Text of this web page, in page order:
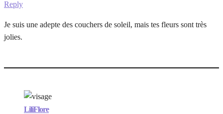
Reply
Je suis une adepte des couchers de soleil, mais tes fleurs sont très
jolies.
LiliFlore